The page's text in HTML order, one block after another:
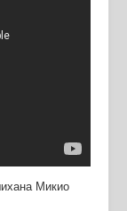
Микио